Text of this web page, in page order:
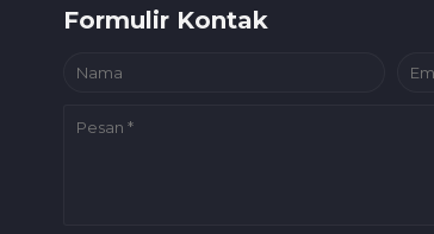
Formulir Kontak